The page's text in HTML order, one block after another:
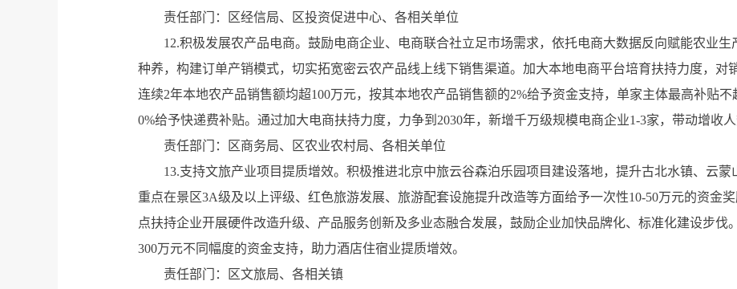
责任部门：区经信局、区投资促进中心、各相关单位
12.积极发展农产品电商。鼓励电商企业、电商联合社立足市场需求，依托电商大数据反向赋能农业
种养，构建订单产销模式，切实拓宽密云农产品线上线下销售渠道。加大本地电商平台培育扶持力度，对
连续2年本地农产品销售额均超100万元，按其本地农产品销售额的2%给予资金支持，单家主体最高补贴不
0%给予快递费补贴。通过加大电商扶持力度，力争到2030年，新增千万级规模电商企业1-3家，带动增收人
责任部门：区商务局、区农业农村局、各相关单位
13.支持文旅产业项目提质增效。积极推进北京中旅云谷森泊乐园项目建设落地，提升古北水镇、云蒙
重点在景区3A级及以上评级、红色旅游发展、旅游配套设施提升改造等方面给予一次性10-50万元的资金
点扶持企业开展硬件改造升级、产品服务创新及多业态融合发展，鼓励企业加快品牌化、标准化建设步伐
300万元不同幅度的资金支持，助力酒店住宿业提质增效。
责任部门：区文旅局、各相关镇